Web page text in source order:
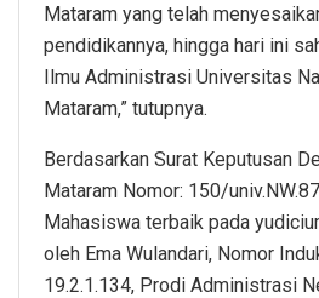
Mataram yang telah
pendidikannya, hingga hari ini
Ilmu Administrasi Universitas
Mataram,” tutupnya.
Berdasarkan Surat Keputusan
Mataram Nomor: 150/
Mahasiswa terbaik pada
oleh Ema Wulandari, Nomor
19.2.1.134, Prodi Administrasi